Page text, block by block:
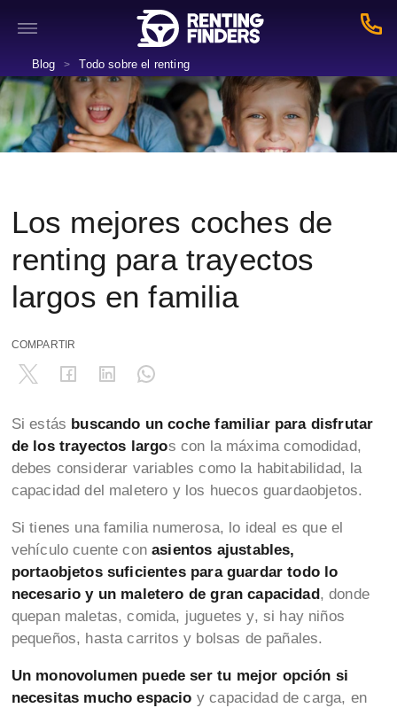
Blog > Todo sobre el renting
Los mejores coches de
renting para trayectos
largos en familia
COMPARTIR
Si estás buscando un coche familiar para disfrutar
de los trayectos largos con la máxima comodidad,
debes considerar variables como la habitabilidad, la
capacidad del maletero y los huecos guardaobjetos.
Si tienes una familia numerosa, lo ideal es que el
vehículo cuente conasientos ajustables,
portaobjetos suficientes para guardar todo lo
necesario y un maletero de gran capacidad , donde
quepan maletas, comida, juguetes y, si hay niños
pequeños, hasta carritos y bolsas de pañales.
Un monovolumen puede ser tu mejor opción si
necesitas mucho espacio y capacidad de carga, en